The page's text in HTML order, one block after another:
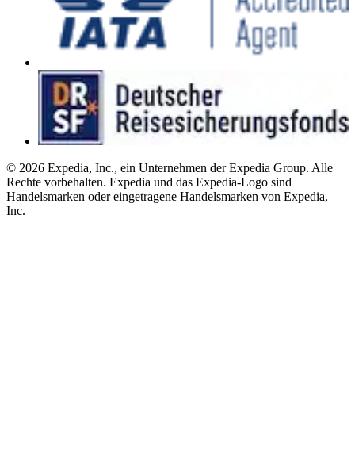
© 2026 Expedia, Inc., ein Unternehmen der Expedia Group. Alle
Rechte vorbehalten. Expedia und das Expedia-Logo sind
Handelsmarken oder eingetragene Handelsmarken von Expedia,
Inc.